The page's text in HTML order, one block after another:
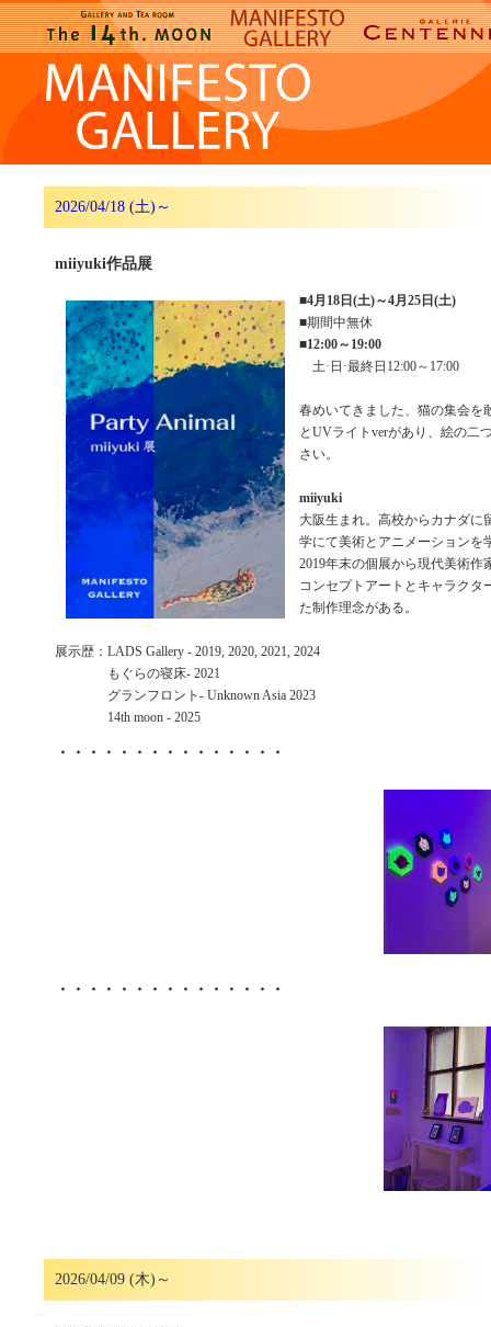
2026/04/18 (土)～
miiyuki作品展
■4月18日(土)～4月25日(土)
■期間中無休
■12:00～19:00
土·日·最終日12:00～17:00
春めいてきました、猫の集会を
とUVライトverがあり、絵の二
さい。
miiyuki
大阪生まれ。高校からカナダに
学にて美術とアニメーションを
2019年末の個展から現代美術作
コンセプトアートとキャラクタ
た制作理念がある。
展示歴：LADS Gallery - 2019, 2020, 2021, 2024
もぐらの寝床- 2021
グランフロント- Unknown Asia 2023
14th moon - 2025
・・・・・・・・・・・・・・・
・・・・・・・・・・・・・・・
2026/04/09 (木)～